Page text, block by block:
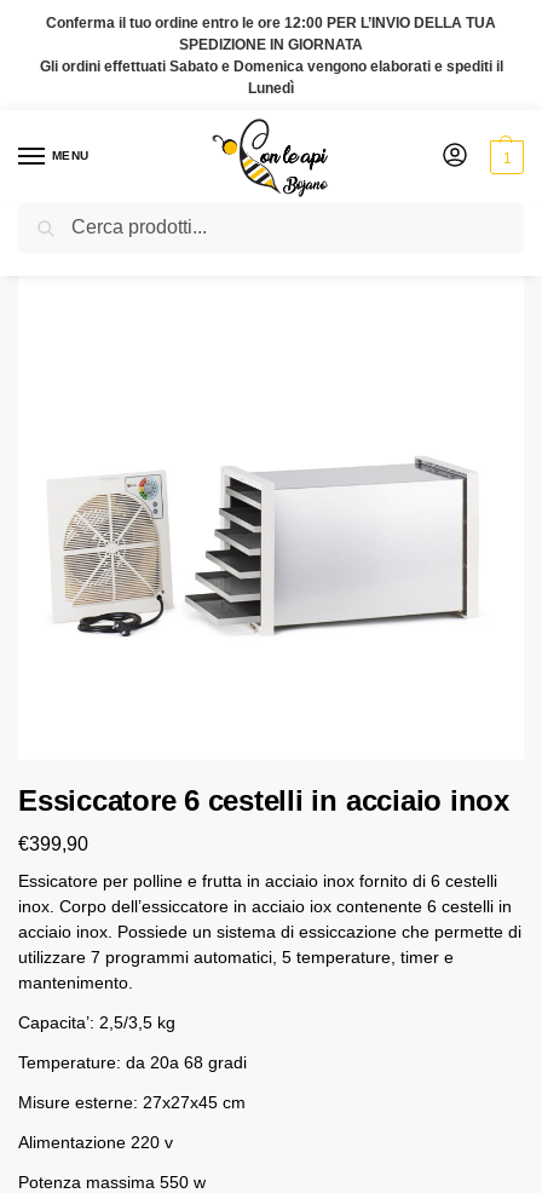
Conferma il tuo ordine entro le ore 12:00 PER L’INVIO DELLA TUA
SPEDIZIONE IN GIORNATA
Gli ordini effettuati Sabato e Domenica vengono elaborati e spediti il
Lunedì
MENU 1
Home Attrezzatura da laboratorio
Essiccatore 6 cestelli in acciaio inox
€399,90
Essicatore per polline e frutta in acciaio inox fornito di 6 cestelli
inox. Corpo dell’essiccatore in acciaio iox contenente 6 cestelli in
acciaio inox. Possiede un sistema di essiccazione che permette di
utilizzare 7 programmi automatici, 5 temperature, timer e
mantenimento.
Capacita’: 2,5/3,5 kg
Temperature: da 20a 68 gradi
Misure esterne: 27x27x45 cm
Alimentazione 220 v
Potenza massima 550 w